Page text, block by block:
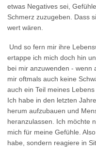
etwas Negatives sei,
Schmerz zuzugeben. Dass
wert wären.
Und so fern mir ihre
ertappe ich mich doch hin
bei mir anzuwenden - wenn
mir oftmals auch keine
auch ein Teil meines
Ich habe in den letzten
herum aufzubauen und
heranzulassen. Ich möchte
mich für meine Gefühle.
habe, sondern reagiere in